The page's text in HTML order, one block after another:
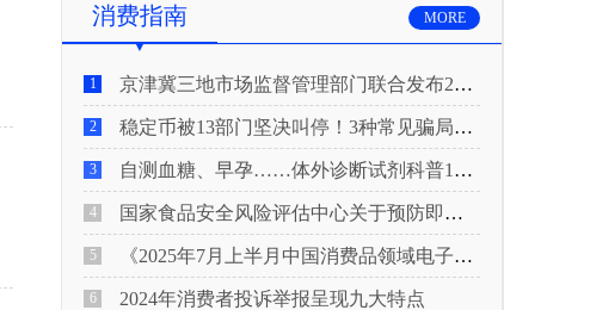
消费指南 MORE
1 京津冀三地市场监督管理部门联合发布2026年春节期间消费提示
2 稳定币被13部门坚决叫停！3种常见骗局“套路”曝光
3 自测血糖、早孕……体外诊断试剂科普10问来了！建议收藏
4 国家食品安全风险评估中心关于预防即食真空包装肉制品肉毒中毒的风险提示
5 《2025年7月上半月中国消费品领域电子电器行业产品质量投诉分析报告》
6 2024年消费者投诉举报呈现九大特点